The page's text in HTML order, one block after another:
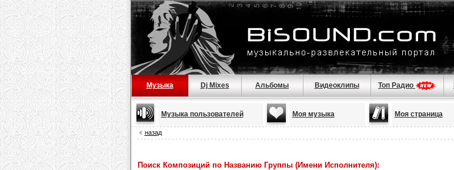
Музыка Dj Mixes Альбомы Видеоклипы Топ Радио
Музыка пользователей Моя музыка Моя страница
назад
Поиск Композиций по Названию Группы (Имени Исполнителя):